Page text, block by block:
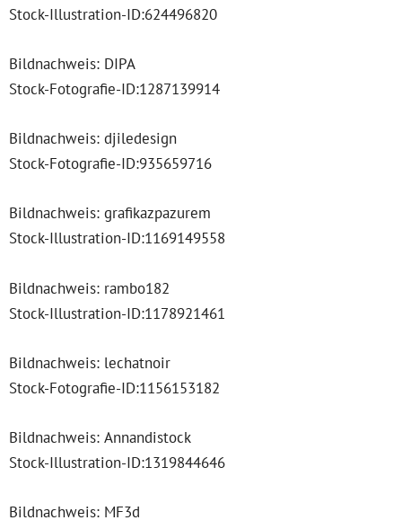
Stock-Illustration-ID:624496820
Bildnachweis: DIPA
Stock-Fotografie-ID:1287139914
Bildnachweis: djiledesign
Stock-Fotografie-ID:935659716
Bildnachweis: grafikazpazurem
Stock-Illustration-ID:1169149558
Bildnachweis: rambo182
Stock-Illustration-ID:1178921461
Bildnachweis: lechatnoir
Stock-Fotografie-ID:1156153182
Bildnachweis: Annandistock
Stock-Illustration-ID:1319844646
Bildnachweis: MF3d